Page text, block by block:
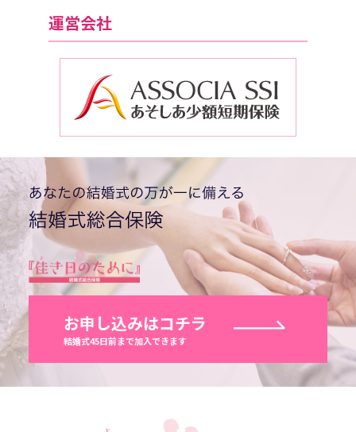
運営会社
お申し込みはコチラ
結婚式45日前まで加入できます